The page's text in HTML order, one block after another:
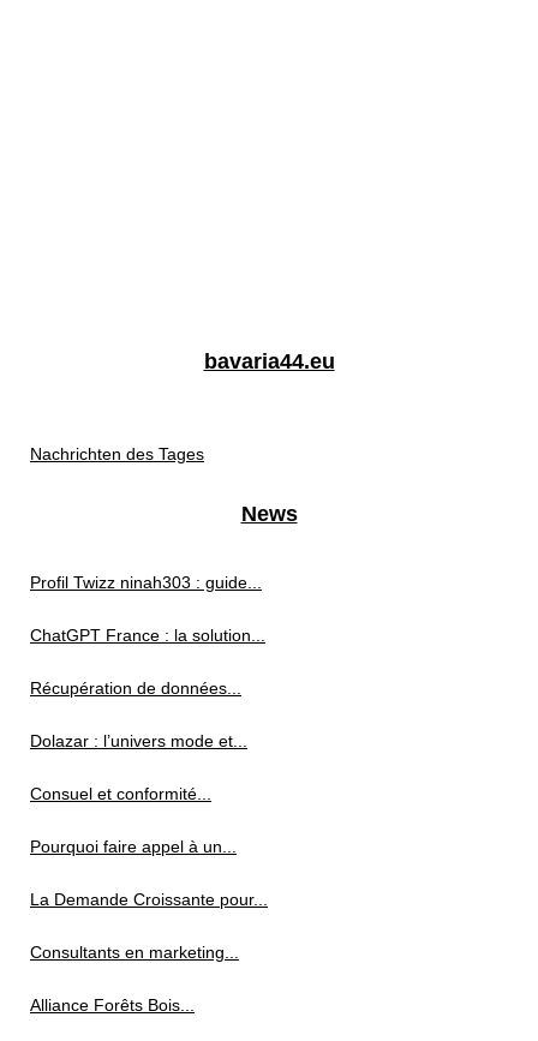
bavaria44.eu
Nachrichten des Tages
News
Profil Twizz ninah303 : guide...
ChatGPT France : la solution...
Récupération de données...
Dolazar : l’univers mode et...
Consuel et conformité...
Pourquoi faire appel à un...
La Demande Croissante pour...
Consultants en marketing...
Alliance Forêts Bois...